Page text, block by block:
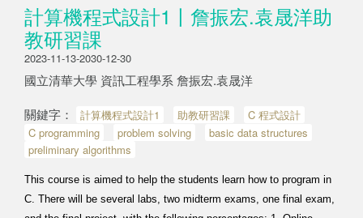
計算機程式設計1〡詹振宏.袁晟洋助
教研習課
2023-11-13-2030-12-30
國立清華大學 資訊工程學系 詹振宏.袁晟洋
關鍵字：
計算機程式設計1 助教研習課
C 程式設計
C programming
problem solving
basic data structures
preliminary algorithms
This course is aimed to help the students learn how to program in
C. There will be several labs, two midterm exams, one final exam,